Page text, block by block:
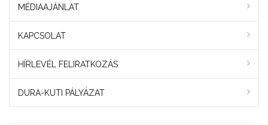
MÉDIAAJÁNLAT
KAPCSOLAT
HÍRLEVÉL FELIRATKOZÁS
DURA-KUTI PÁLYÁZAT